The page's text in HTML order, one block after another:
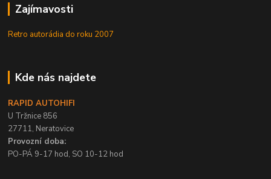
Zajímavosti
Retro autorádia do roku 2007
Kde nás najdete
RAPID AUTOHIFI
U Tržnice 856
27711, Neratovice
Provozní doba:
PO-PÁ 9-17 hod, SO 10-12 hod